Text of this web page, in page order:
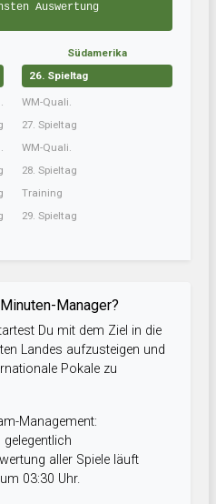
Auswertung
Südamerika
26. Spieltag
WM-Quali.
27. Spieltag
WM-Quali.
28. Spieltag
Training
29. Spieltag
Manager?
Du mit dem Ziel in die
Landes aufzusteigen und
Pokale zu
Management:
aller Spiele läuft
03:30 Uhr.